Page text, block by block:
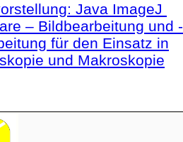
Java ImageJ
– Bildbearbeitung und -
für den Einsatz in
und Makroskopie